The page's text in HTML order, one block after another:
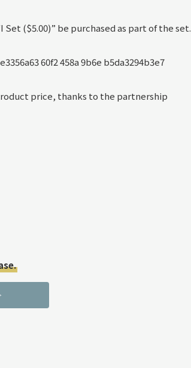
($5.00)” be purchased as part of the set.
price, thanks to the partnership